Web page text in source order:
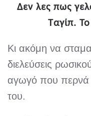
Δεν λες πως
Ταγίπ.
Κι ακόμη να
διελεύσεις
αγωγό που περνά
του.